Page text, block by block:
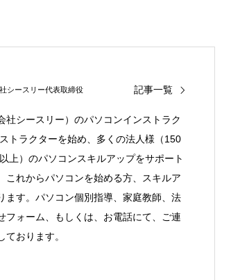
シースリー代表取締役 記事一覧
シースリー）のパソコンインストラク
トラクターを始め、多くの法人様（150
上）のパソコンスキルアップをサポート
これからパソコンを始める方、スキルア
ます。パソコン個別指導、家庭教師、法
フォーム、もしくは、お電話にて、ご連
おります。